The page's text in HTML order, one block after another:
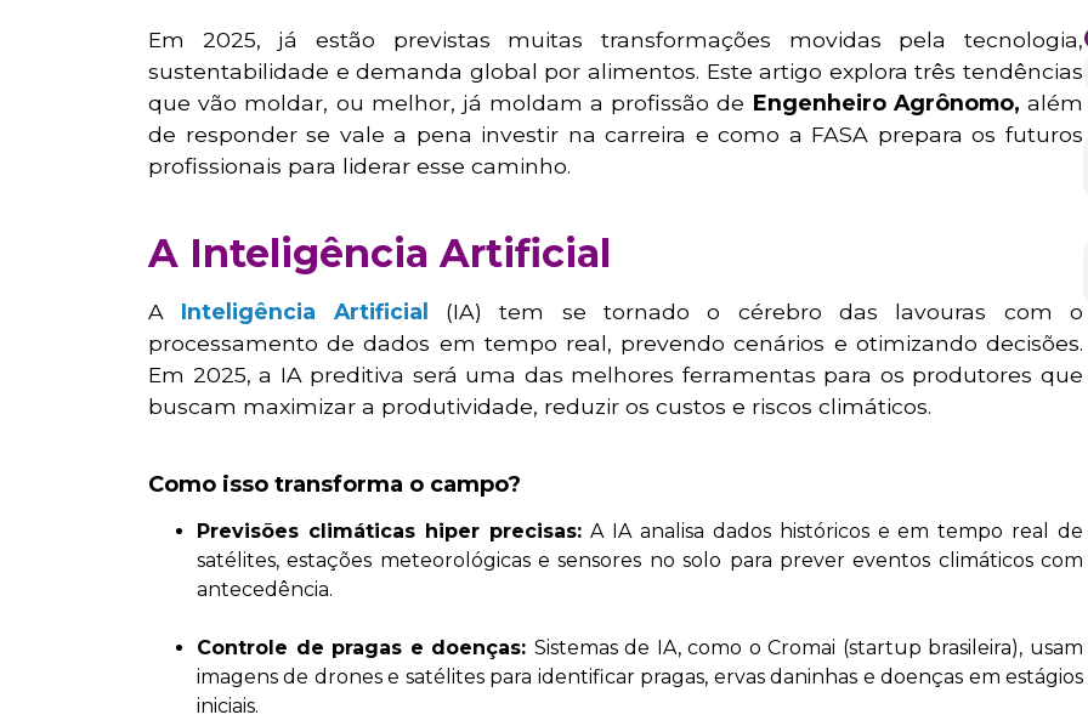
Em 2025, já estão previstas muitas transformações movidas pela tecnologia,
sustentabilidade e demanda global por alimentos. Este artigo explora três tendências
que vão moldar, ou melhor, já moldam a profissão de Engenheiro Agrônomo, além
de responder se vale a pena investir na carreira e como a FASA prepara os futuros
profissionais para liderar esse caminho.
A Inteligência Artificial
A Inteligência Artificial
(IA) tem se tornado o cérebro das lavouras com o
processamento de dados em tempo real, prevendo cenários e otimizando decisões.
Em 2025, a IA preditiva será uma das melhores ferramentas para os produtores que
buscam maximizar a produtividade, reduzir os custos e riscos climáticos.
Como isso transforma o campo?
Previsões climáticas hiper precisas:A IA analisa dados históricos e em tempo real de
satélites, estações meteorológicas e sensores no solo para prever eventos climáticos com
antecedência.
Controle de pragas e doenças: Sistemas de IA, como o Cromai (startup brasileira), usam
imagens de drones e satélites para identificar pragas, ervas daninhas e doenças em estágios
iniciais.